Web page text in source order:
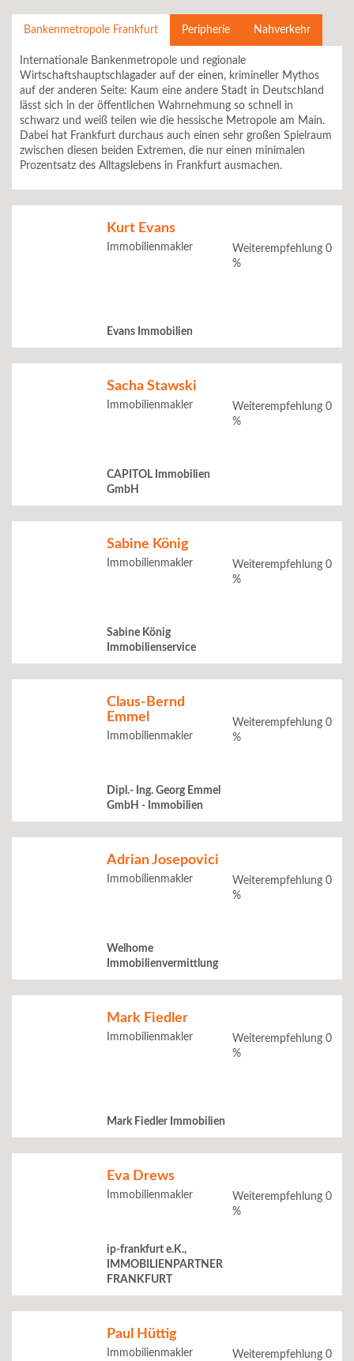
Bankenmetropole Frankfurt Peripherie Nahverkehr
Internationale Bankenmetropole und regionale
Wirtschaftshauptschlagader auf der einen, krimineller Mythos
auf der anderen Seite: Kaum eine andere Stadt in Deutschland
lässt sich in der öffentlichen Wahrnehmung so schnell in
schwarz und weiß teilen wie die hessische Metropole am Main.
Dabei hat Frankfurt durchaus auch einen sehr großen Spielraum
zwischen diesen beiden Extremen, die nur einen minimalen
Prozentsatz des Alltagslebens in Frankfurt ausmachen.
Kurt Evans
Immobilienmakler
Evans Immobilien
Weiterempfehlung 0
%
Sacha Stawski
Immobilienmakler
CAPITOL Immobilien
GmbH
Weiterempfehlung 0
%
Sabine König
Immobilienmakler
Sabine König
Immobilienservice
Weiterempfehlung 0
%
Claus-Bernd
Emmel
Immobilienmakler
Dipl.- Ing. Georg Emmel
GmbH - Immobilien
Weiterempfehlung 0
%
Adrian Josepovici
Immobilienmakler
Welhome
Immobilienvermittlung
Weiterempfehlung 0
%
Mark Fiedler
Immobilienmakler
Mark Fiedler Immobilien
Weiterempfehlung 0
%
Eva Drews
Immobilienmakler
ip-frankfurt e.K.,
IMMOBILIENPARTNER
FRANKFURT
Weiterempfehlung 0
%
Paul Hüttig
Immobilienmakler
Weiterempfehlung 0